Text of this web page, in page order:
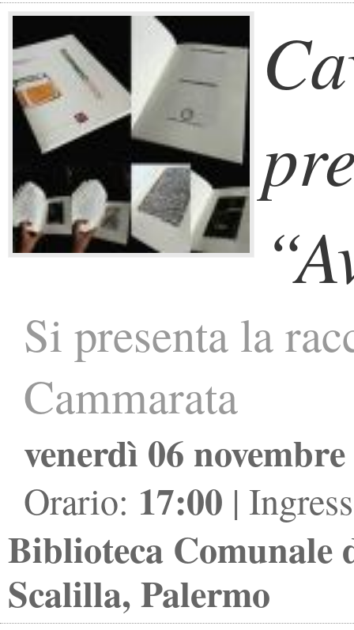
Si presenta la
Cammarata
venerdì 06
Orario: 17:00 |
Biblioteca Comunale
Scalilla, Palermo